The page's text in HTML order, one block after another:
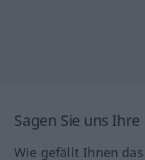
Sagen Sie uns
Wie gefällt Ihnen